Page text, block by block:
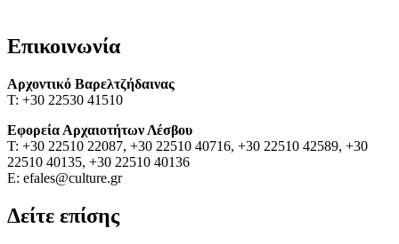
Επικοινωνία
Αρχοντικό Βαρελτζήδαινας
Τ: +30 22530 41510
Εφορεία Αρχαιοτήτων Λέσβου
Τ: +30 22510 22087, +30 22510 40716, +30 22510 42589, +30
22510 40135, +30 22510 40136
Ε: efales@culture.gr
Δείτε επίσης